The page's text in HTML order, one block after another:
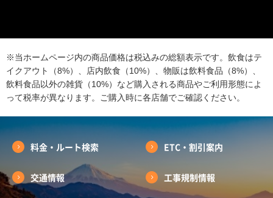
※当ホームページ内の商品価格は税込みの総額表示です。飲食はテ
イクアウト（8%）、店内飲食（10%）、物販は飲料食品（8%）、
飲料食品以外の雑貨（10%）など購入される商品やご利用形態によ
って税率が異なります。ご購入時に各店舗でご確認ください。
料金・ルート検索 ETC・割引案内
交通情報 工事規制情報